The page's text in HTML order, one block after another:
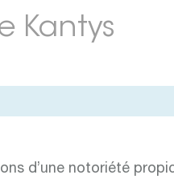
Kantys
d’une notoriété